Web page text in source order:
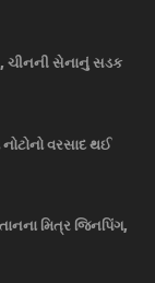
ચીનની સેનાનું સડક
વરસાદ થઈ
મિત્ર જિનપિંગ,